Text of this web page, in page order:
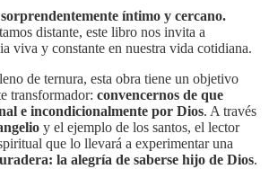
íntimo y cercano.
distante, este libro nos invita a
viva y constante en nuestra vida cotidiana.
de ternura, esta obra tiene un objetivo
transformador: convencernos de que
e incondicionalmente por Dios. A través
y el ejemplo de los santos, el lector
que lo llevará a experimentar una
la alegría de saberse hijo de Dios.